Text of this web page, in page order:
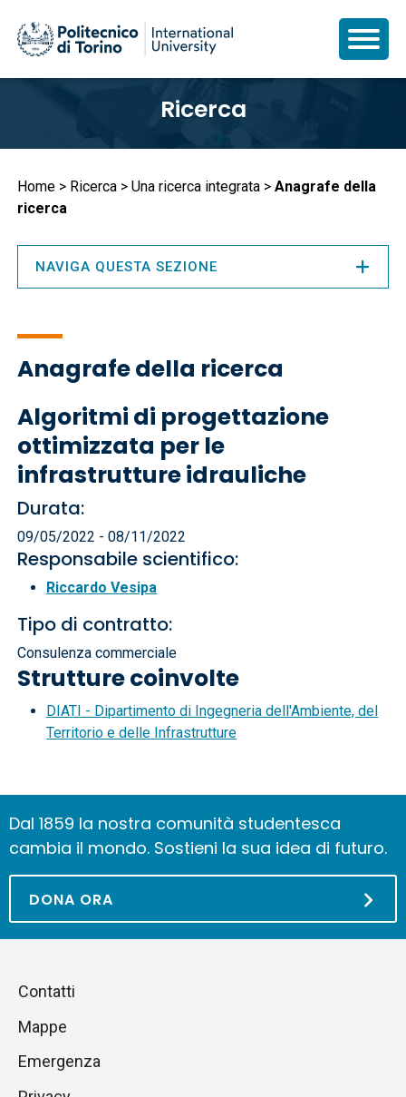
principale
Ricerca
Briciole
di
pane
Home Ricerca Una ricerca integrata
Anagrafe della
ricerca
Anagrafe della ricerca
Algoritmi di progettazione
ottimizzata per le
infrastrutture idrauliche
Durata:
09/05/2022 - 08/11/2022
Responsabile scientifico:
Riccardo Vesipa
Tipo di contratto:
Consulenza commerciale
Strutture coinvolte
DIATI - Dipartimento di Ingegneria dell'Ambiente, del
Territorio e delle Infrastrutture
NAVIGA QUESTA SEZIONE
Dal 1859 la nostra comunità studentesca
cambia il mondo. Sostieni la sua idea di futuro.
DONA ORA
Salta
sezione
Piè
di
pagina
Contatti
Mappe
Emergenza